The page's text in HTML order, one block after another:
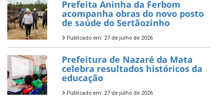
Prefeita Aninha da Ferbom
acompanha obras do novo posto
de saúde do Sertãozinho
Publicado em: 27 de julho de 2026
Prefeitura de Nazaré da Mata
celebra resultados históricos da
educação
Publicado em: 27 de julho de 2026